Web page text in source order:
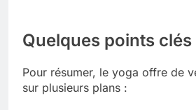
Quelques points
Pour résumer, le yoga offre de
sur plusieurs plans :